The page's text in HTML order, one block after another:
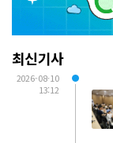
최신기사
2026-08-10
13:12